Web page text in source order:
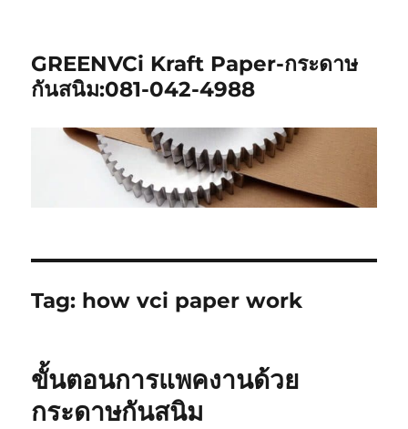
GREENVCi Kraft Paper-กระดาษ
กันสนิม:081-042-4988
Tag: how vci paper work
ขั้นตอนการแพคงานด้วย
กระดาษกันสนิม